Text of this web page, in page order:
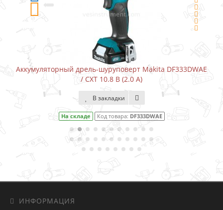
Аккумуляторный дрель-шуруповерт Makita DF333DWAE
/ CXT 10.8 В (2.0 А)
В закладки
На складе Код товара: DF333DWAE
ИНФОРМАЦИЯ